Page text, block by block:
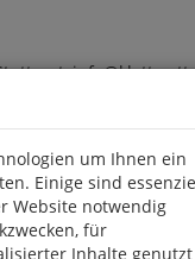
info@klett-
um Ihnen ein
Einige sind
Website notwendig
für
Inhalte genutzt